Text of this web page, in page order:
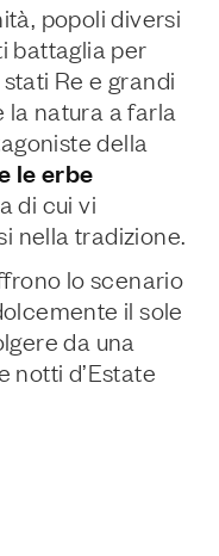
popoli diversi
battaglia per
Re e grandi
la natura a farla
della
le erbe
di cui vi
nella tradizione.
lo scenario
il sole
da una
notti d’Estate